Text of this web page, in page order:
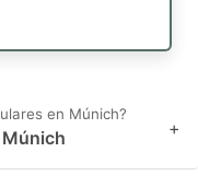
en Múnich?
+